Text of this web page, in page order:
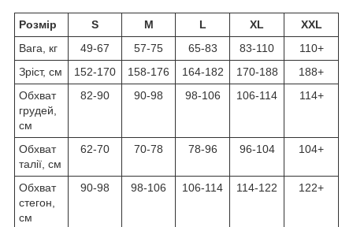
Розмір S M L XL
XXL
Вага, кг
49-67 57-75 65-83 83-110
110+
Зріст, см
152-170 158-176 164-182 170-188
188+
Обхват
грудей,
см
82-90 90-98 98-106 106-114 114+
Обхват
талії, см
62-70 70-78 78-96 96-104 104+
Обхват
стегон,
см
90-98 98-106 106-114 114-122 122+